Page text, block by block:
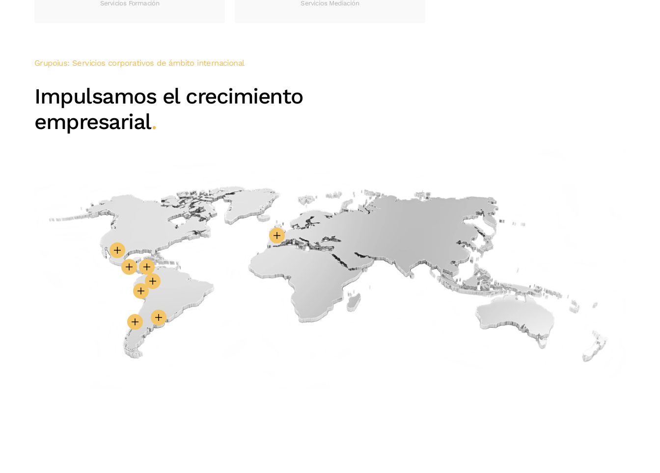
Servicios Formación Servicios Mediación
Grupoius: Servicios corporativos de ámbito internacional
Impulsamos el crecimiento
empresarial.